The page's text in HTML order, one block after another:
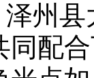
州
同配